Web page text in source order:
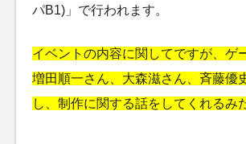
パB1)」で行われます。
イベントの内容に関してですが、ゲ
増田順一さん、大森滋さん、斉藤優
し、制作に関する話をしてくれるみ